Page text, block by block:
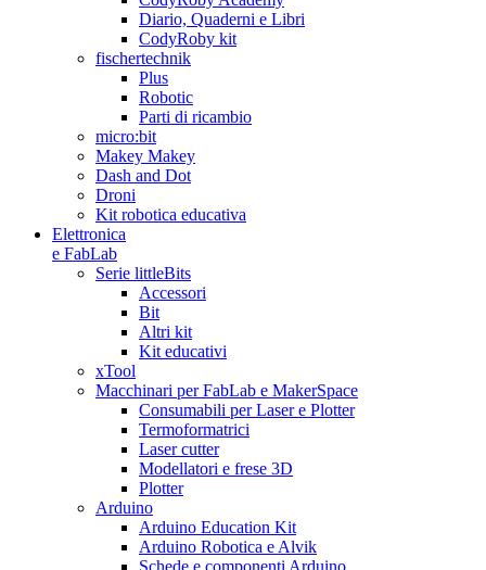
Diario, Quaderni e Libri
CodyRoby kit
fischertechnik
Plus
Robotic
Parti di ricambio
micro:bit
Makey Makey
Dash and Dot
Droni
Kit robotica educativa
Elettronica
e FabLab
Serie littleBits
Accessori
Bit
Altri kit
Kit educativi
xTool
Macchinari per FabLab e MakerSpace
Consumabili per Laser e Plotter
Termoformatrici
Laser cutter
Modellatori e frese 3D
Plotter
Arduino
Arduino Education Kit
Arduino Robotica e Alvik
Schede e componenti Arduino